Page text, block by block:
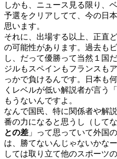
しかも、ニュース見る限り、
予選をクリアしてて、今の日
思います。
それに、出場する以上、正直
の可能性があります。過去も
し、だって優勝って当然１国
ジルもスペインもフランスも
っかで負けるんです。日本も
くレベルが低い解説者が言う「
もうないんですよ。
なんで国民、特に関係者や解
番の力になると思うし（して
との差 」って思っていて外国
は、勝てないんじゃないかな
しては取り立て他のスポーツ